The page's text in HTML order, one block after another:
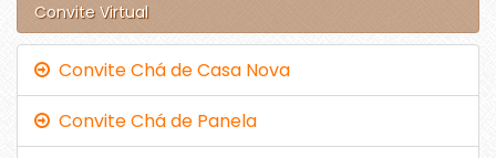
Convite Virtual
Convite Chá de Casa Nova
Convite Chá de Panela